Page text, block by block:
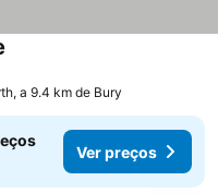
a 9.4 km de Bury
Ver preços